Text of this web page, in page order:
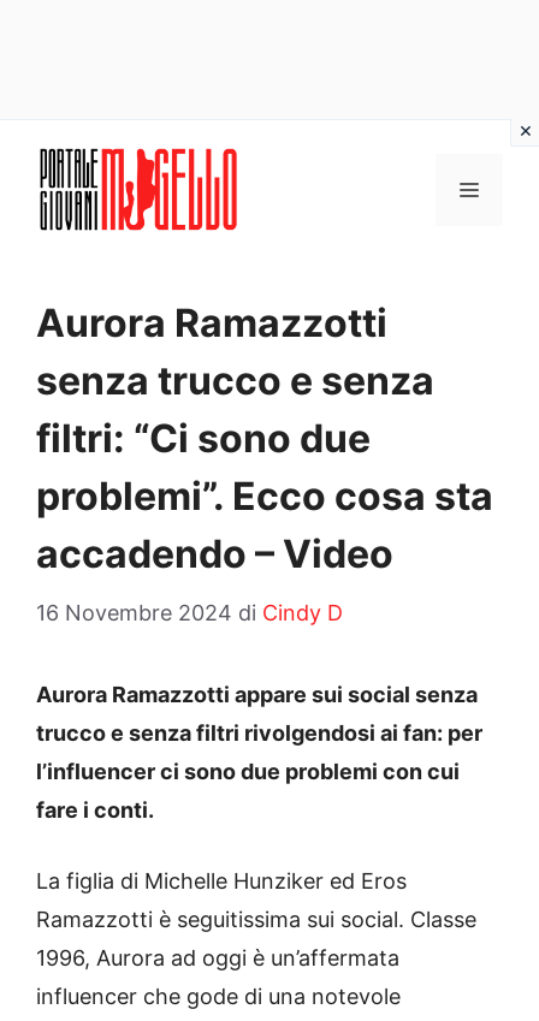
contenuto
MENU
Aurora Ramazzotti
senza trucco e senza
filtri: “Ci sono due
problemi”. Ecco cosa sta
accadendo – Video
16 Novembre 2024 di Cindy D
Aurora Ramazzotti appare sui social senza
trucco e senza filtri rivolgendosi ai fan: per
l’influencer ci sono due problemi con cui
fare i conti.
La figlia di Michelle Hunziker ed Eros
Ramazzotti è seguitissima sui social. Classe
1996, Aurora ad oggi è un’affermata
influencer che gode di una notevole